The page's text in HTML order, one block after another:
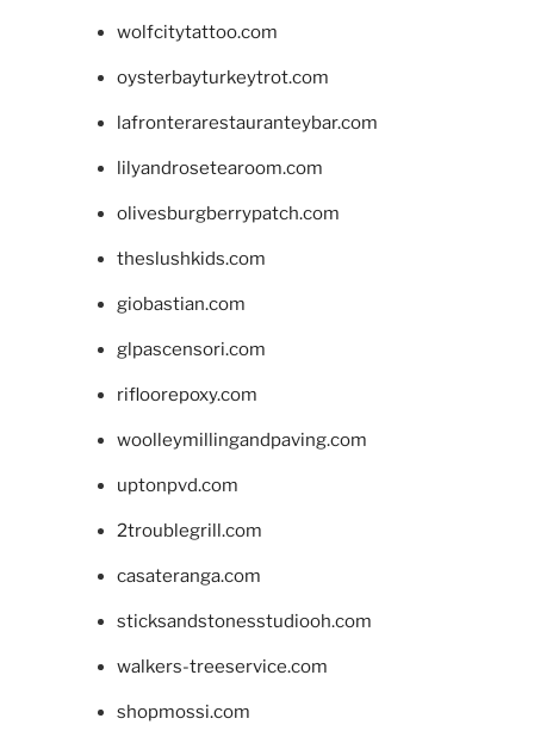
wolfcitytattoo.com
oysterbayturkeytrot.com
lafronterarestauranteybar.com
lilyandrosetearoom.com
olivesburgberrypatch.com
theslushkids.com
giobastian.com
glpascensori.com
rifloorepoxy.com
woolleymillingandpaving.com
uptonpvd.com
2troublegrill.com
casateranga.com
sticksandstonesstudiooh.com
walkers-treeservice.com
shopmossi.com